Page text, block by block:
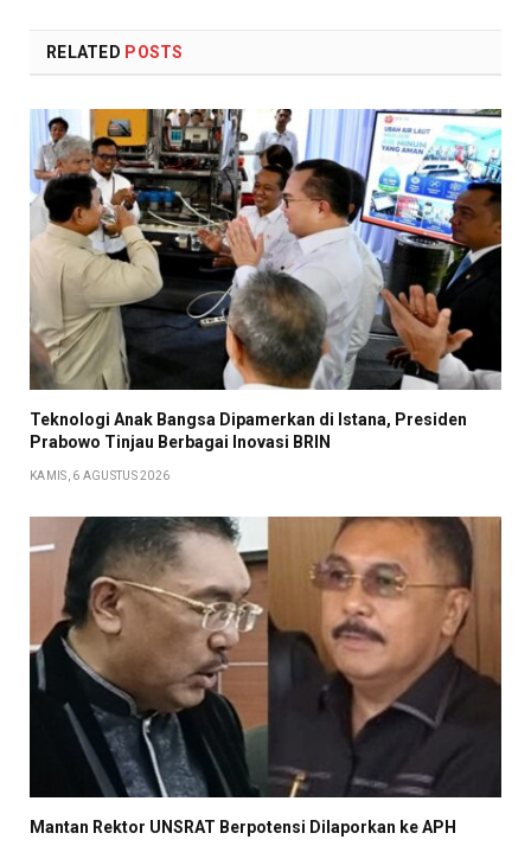
RELATED POSTS
Teknologi Anak Bangsa Dipamerkan di Istana, Presiden
Prabowo Tinjau Berbagai Inovasi BRIN
KAMIS, 6 AGUSTUS 2026
Mantan Rektor UNSRAT Berpotensi Dilaporkan ke APH